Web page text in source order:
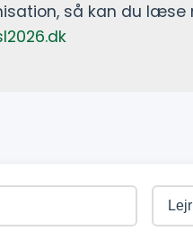
så kan du læse